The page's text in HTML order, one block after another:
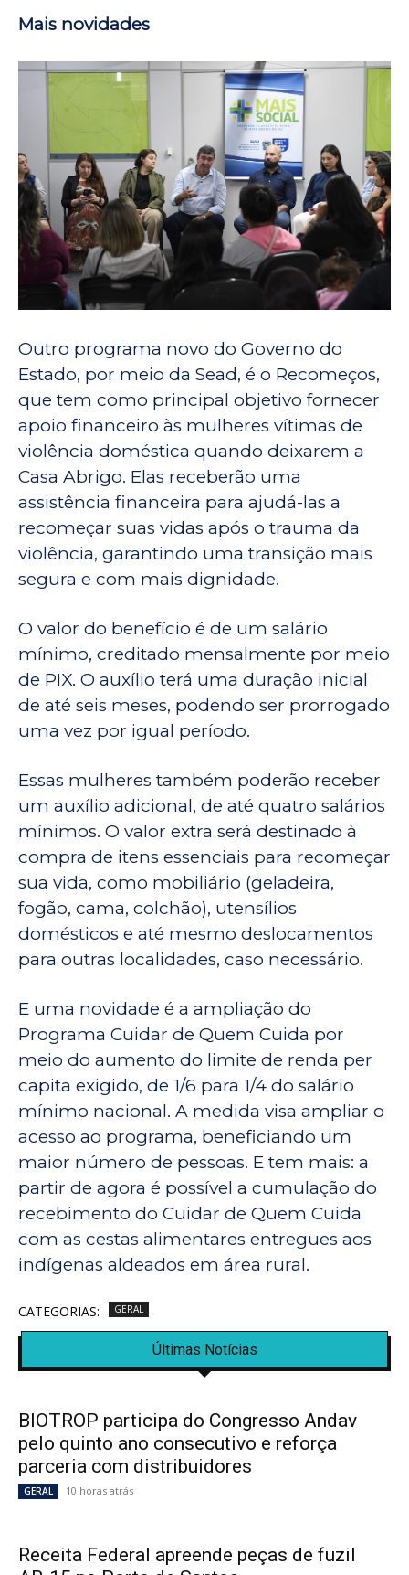
Mais novidades
Outro programa novo do Governo do
Estado, por meio da Sead, é o Recomeços,
que tem como principal objetivo fornecer
apoio financeiro às mulheres vítimas de
violência doméstica quando deixarem a
Casa Abrigo. Elas receberão uma
assistência financeira para ajudá-las a
recomeçar suas vidas após o trauma da
violência, garantindo uma transição mais
segura e com mais dignidade.
O valor do benefício é de um salário
mínimo, creditado mensalmente por meio
de PIX. O auxílio terá uma duração inicial
de até seis meses, podendo ser prorrogado
uma vez por igual período.
Essas mulheres também poderão receber
um auxílio adicional, de até quatro salários
mínimos. O valor extra será destinado à
compra de itens essenciais para recomeçar
sua vida, como mobiliário (geladeira,
fogão, cama, colchão), utensílios
domésticos e até mesmo deslocamentos
para outras localidades, caso necessário.
E uma novidade é a ampliação do
Programa Cuidar de Quem Cuida por
meio do aumento do limite de renda per
capita exigido, de 1/6 para 1/4 do salário
mínimo nacional. A medida visa ampliar o
acesso ao programa, beneficiando um
maior número de pessoas. E tem mais: a
partir de agora é possível a cumulação do
recebimento do Cuidar de Quem Cuida
com as cestas alimentares entregues aos
indígenas aldeados em área rural.
CATEGORIAS: GERAL
Últimas Notícias
BIOTROP participa do Congresso Andav
pelo quinto ano consecutivo e reforça
parceria com distribuidores
GERAL 10 horas atrás
Receita Federal apreende peças de fuzil